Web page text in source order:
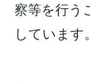
察等を行う
しています。